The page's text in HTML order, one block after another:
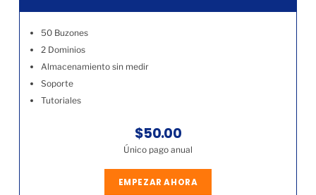
50 Buzones
2 Dominios
Almacenamiento sin medir
Soporte
Tutoriales
$50.00
Único pago anual
EMPEZAR AHORA